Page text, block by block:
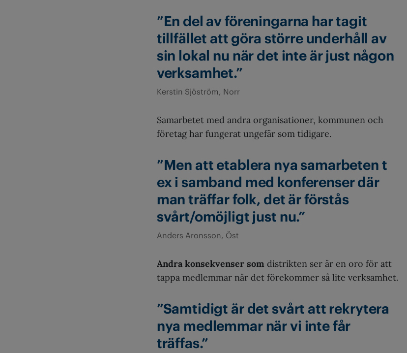
”En del av föreningarna har tagit
tillfället att göra större underhåll av
sin lokal nu när det inte är just någon
verksamhet.”
Kerstin Sjöström, Norr
Samarbetet med andra organisationer, kommunen och
företag har fungerat ungefär som tidigare.
”Men att etablera nya samarbeten t
ex i samband med konferenser där
man träffar folk, det är förstås
svårt/omöjligt just nu.”
Anders Aronsson, Öst
Andra konsekvenser somdistrikten ser är en oro för att
tappa medlemmar när det förekommer så lite verksamhet.
”Samtidigt är det svårt att rekrytera
nya medlemmar när vi inte får
träffas.”